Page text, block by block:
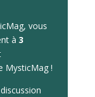
vous
à 3
MysticMag !